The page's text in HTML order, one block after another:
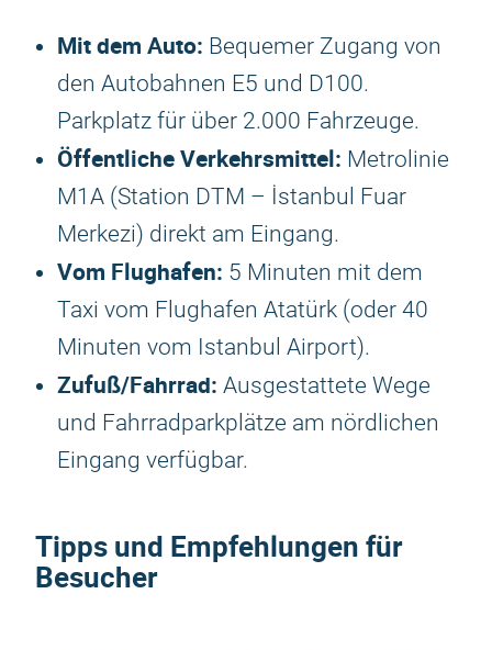
Mit dem Auto: Bequemer Zugang von
den Autobahnen E5 und D100.
Parkplatz für über 2.000 Fahrzeuge.
Öffentliche Verkehrsmittel: Metrolinie
M1A (Station DTM – İstanbul Fuar
Merkezi) direkt am Eingang.
Vom Flughafen: 5 Minuten mit dem
Taxi vom Flughafen Atatürk (oder 40
Minuten vom Istanbul Airport).
Zufuß/Fahrrad: Ausgestattete Wege
und Fahrradparkplätze am nördlichen
Eingang verfügbar.
Tipps und Empfehlungen für
Besucher